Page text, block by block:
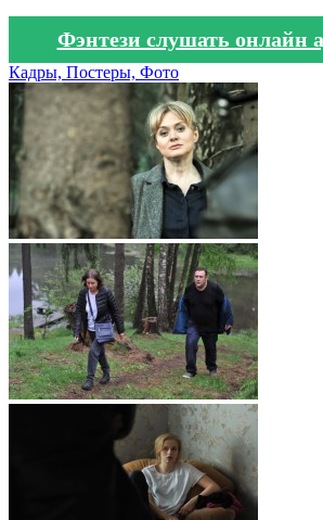
Фэнтези слушать онлайн
Кадры, Постеры, Фото